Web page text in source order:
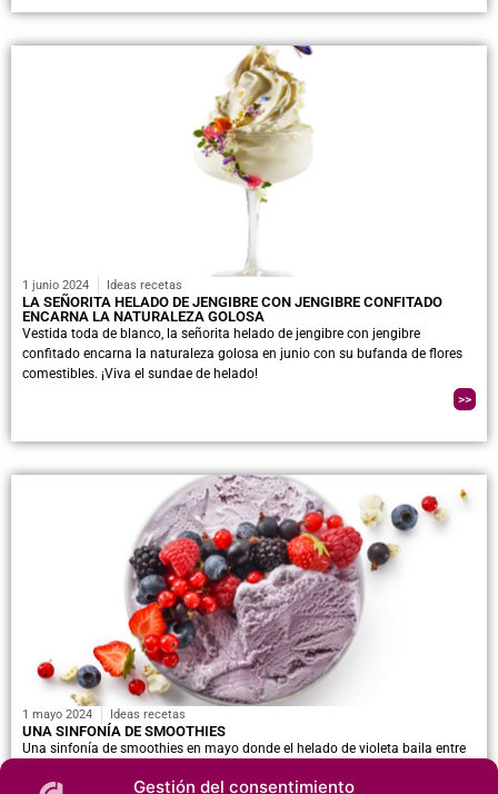
Gestión del consentimiento
1 junio 2024 Ideas recetas
LA SEÑORITA HELADO DE JENGIBRE CON JENGIBRE CONFITADO
ENCARNA LA NATURALEZA GOLOSA
Vestida toda de blanco, la señorita helado de jengibre con jengibre
confitado encarna la naturaleza golosa en junio con su bufanda de flores
comestibles. ¡Viva el sundae de helado!
>>
1 mayo 2024 Ideas recetas
UNA SINFONÍA DE SMOOTHIES
Una sinfonía de smoothies en mayo donde el helado de violeta baila entre